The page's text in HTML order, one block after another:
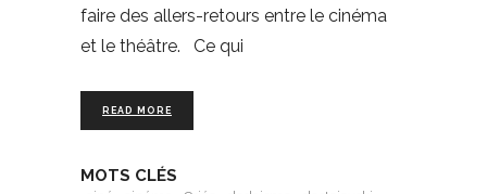
faire des allers-retours entre le cinéma
et le théâtre. Ce qui
READ MORE
MOTS CLÉS